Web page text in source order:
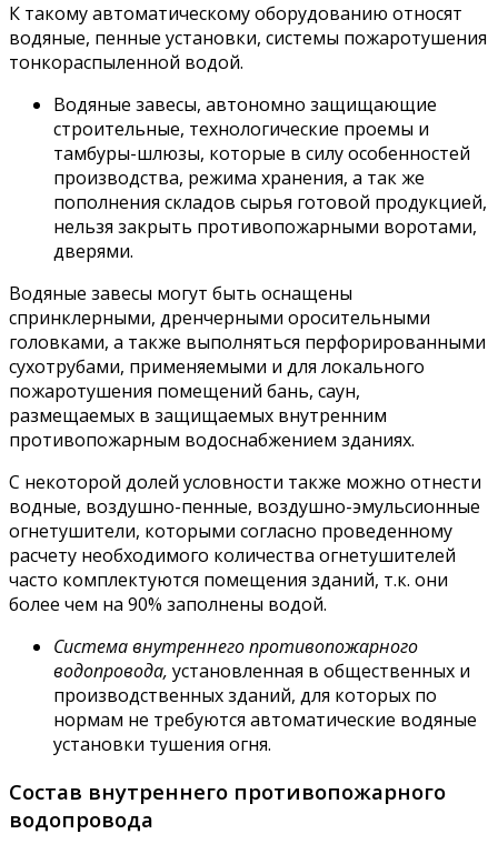
К такому автоматическому оборудованию относят
водяные, пенные установки, системы пожаротушения
тонкораспыленной водой.
Водяные завесы, автономно защищающие
строительные, технологические проемы и
тамбуры-шлюзы, которые в силу особенностей
производства, режима хранения, а так же
пополнения складов сырья готовой продукцией,
нельзя закрыть противопожарными воротами,
дверями.
Водяные завесы могут быть оснащены
спринклерными, дренчерными оросительными
головками, а также выполняться перфорированными
сухотрубами, применяемыми и для локального
пожаротушения помещений бань, саун,
размещаемых в защищаемых внутренним
противопожарным водоснабжением зданиях.
С некоторой долей условности также можно отнести
водные, воздушно-пенные, воздушно-эмульсионные
огнетушители, которыми согласно проведенному
расчету необходимого количества огнетушителей
часто комплектуются помещения зданий, т.к. они
более чем на 90% заполнены водой.
Система внутреннего противопожарного
водопровода, установленная в общественных и
производственных зданий, для которых по
нормам не требуются автоматические водяные
установки тушения огня.
Состав внутреннего противопожарного
водопровода